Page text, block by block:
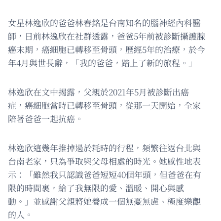
女星林逸欣的爸爸林春銘是台南知名的腦神經內科醫
師，日前林逸欣在社群透露，爸爸5年前被診斷攝護腺
癌末期，癌細胞已轉移至骨頭，歷經5年的治療，於今
年4月與世長辭，「我的爸爸，踏上了新的旅程。」
林逸欣在文中揭露，父親於2021年5月被診斷出癌
症，癌細胞當時已轉移至骨頭，從那一天開始，全家
陪著爸爸一起抗癌。
林逸欣這幾年推掉過於耗時的行程，頻繁往返台北與
台南老家，只為爭取與父母相處的時光。她感性地表
示：「雖然我只認識爸爸短短40個年頭，但爸爸在有
限的時間裏，給了我無限的愛、溫暖、開心與感
動。」並感謝父親將她養成一個無憂無慮、極度樂觀
的人。